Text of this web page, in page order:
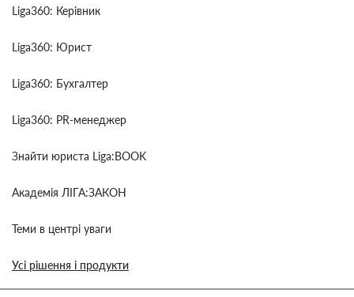
Liga360: Керівник
Liga360: Юрист
Liga360: Бухгалтер
Liga360: PR-менеджер
Знайти юриста Liga:BOOK
Академія ЛІГА:ЗАКОН
Теми в центрі уваги
Усі рішення і продукти